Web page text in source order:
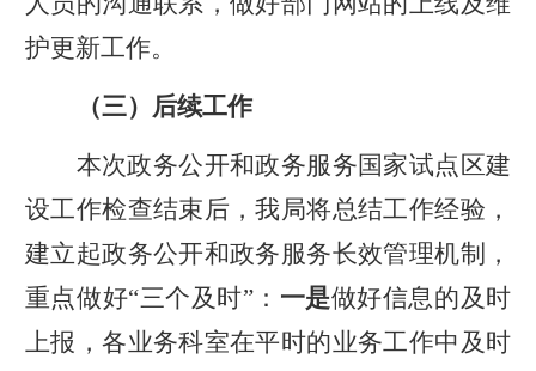
护更新工作。
（三）后续工作
本次政务公开和政务服务国家试点区建
设工作检查结束后，我局将总结工作经验，
建立起政务公开和政务服务长效管理机制，
重点做好“三个及时”： 一是做好信息的及时
上报，各业务科室在平时的业务工作中及时